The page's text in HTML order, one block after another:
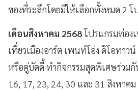
ของที่ระลึกโดยมีให้เลือกทั้งหมด 2 โ
เดือนสิงหาคม 2568โปรแกรมท่อง
เที่ยวเมืองอาร์ต เพนท์โอ่ง ดิโอทาว
หรือคู่บัดดี้ ทำกิจกรรมสุดพิเศษร่วมกั
16, 17, 23, 24, 30 และ 31 สิงหาค